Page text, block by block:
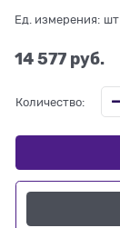
Ед. измерения: шт
14 577 руб.
Количество: